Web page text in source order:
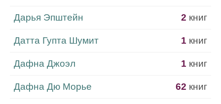
Дарья Эпштейн 2 книг
Датта Гупта Шумит 1 книг
Дафна Джоэл 1 книг
Дафна Дю Морье 62 книг